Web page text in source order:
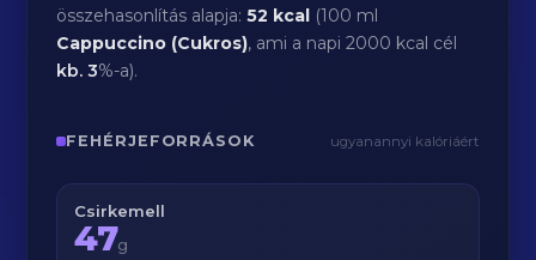
összehasonlítás alapja:52 kcal (100 ml
Cappuccino (Cukros), ami a napi 2000 kcal cél
kb.3%-a).
FEHÉRJEFORRÁSOK ugyanannyi kalóriáért
Csirkemell
47g